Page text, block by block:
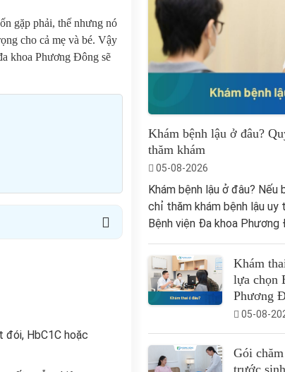
gặp phải, thế nhưng nó
cho cả mẹ và bé. Vậy
khoa Phương Đông sẽ
HbC1C hoặc
Khám bệnh lậu ở đâu?
thăm khám
05-08-2026
Khám bệnh lậu ở đâu?
chỉ thăm khám bệnh lậu uy
Bệnh viện Đa khoa Phương
Khám
lựa chọn
Phương
05-08-
Gói